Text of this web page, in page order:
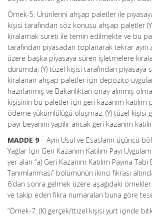
Örnek-5: Ürünlerini ahşap paletler ile
kişisi tarafından söz konusu ahşap paletler
kiralamak sureti ile temin edilmekte ve bu
tarafından piyasadan toplanarak tekrar aynı
üzere başka piyasaya süren işletmelere
durumda; (Y) tüzel kişisi tarafından piyasaya
kiralanan ahşap paletler için depozito
hazırlanmış ve Bakanlıktan onay alınmış
kişisinin bu paletler için geri kazanım katılım
ödeme yükümlülüğü oluşmaz. (Y) tüzel kişisi
payı beyanını yapılır ancak geri kazanım
MADDE 9 – Aynı Usul ve Esasların üçüncü
Yağlar İçin Geri Kazanım Katılım Payı
yer alan “a) Geri Kazanım Katılım Payına Tabi
Tanımlanması” bölümünün ikinci fıkrası
6’dan sonra gelmek üzere aşağıdaki
ve takip eden fıkra numaraları buna göre
“Örnek-7: (K) gerçek/ttizel kişisi yurt içinde